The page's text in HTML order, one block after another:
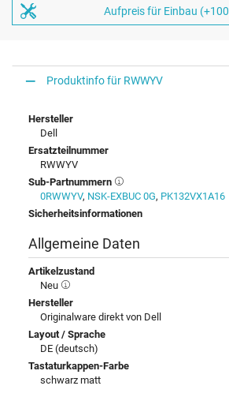
Aufpreis für Einbau
Produktinfo für RWWYV
Hersteller
Dell
Ersatzteilnummer
RWWYV
Sub-Partnummern
0RWWYV, NSK-EXBUC 0G, PK132VX1A16
Sicherheitsinformationen
Allgemeine Daten
Artikelzustand
Neu
Hersteller
Originalware direkt von Dell
Layout / Sprache
DE (deutsch)
Tastaturkappen-Farbe
schwarz matt